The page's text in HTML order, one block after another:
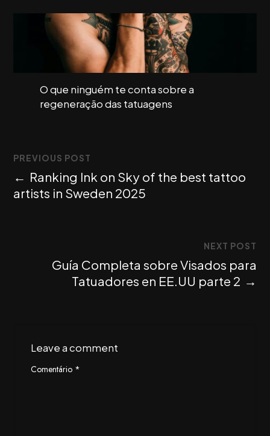
O que ninguém te conta sobre a
regeneração das tatuagens
PREVIOUS POST
← Ranking Ink on Sky of the best tattoo
artists in Sweden 2025
NEXT POST
Guía Completa sobre Visados para
Tatuadores en EE.UU parte 2 →
Leave a comment
Comentário *